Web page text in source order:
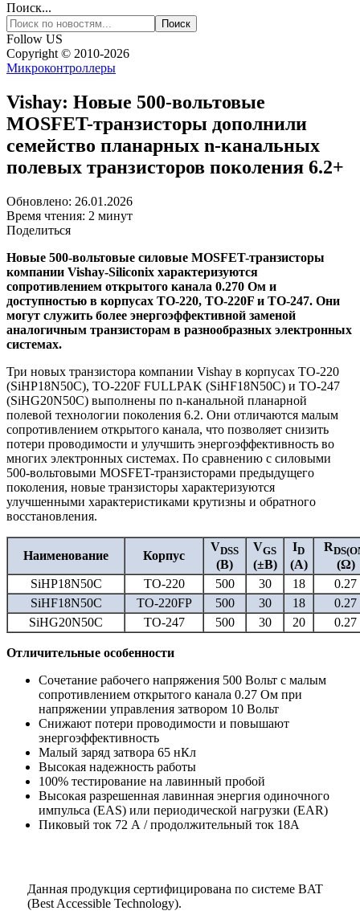
Поиск...
Follow US
Copyright © 2010-2026
Микроконтроллеры
Vishay: Новые 500-вольтовые
MOSFET-транзисторы дополнили
семейство планарных n-канальных
полевых транзисторов поколения 6.2+
Обновлено: 26.01.2026
Время чтения: 2 минут
Поделиться
Новые 500-вольтовые силовые MOSFET-транзисторы
компании Vishay-Siliconix характеризуются
сопротивлением открытого канала 0.270 Ом и
доступностью в корпусах TO-220, TO-220F и TO-247. Они
могут служить более энергоэффективной заменой
аналогичным транзисторам в разнообразных электронных
системах.
Три новых транзистора компании Vishay в корпусах TO-220
(SiHP18N50C), TO-220F FULLPAK (SiHF18N50C) и TO-247
(SiHG20N50C) выполнены по n-канальной планарной
полевой технологии поколения 6.2. Они отличаются малым
сопротивлением открытого канала, что позволяет снизить
потери проводимости и улучшить энергоэффективность во
многих электронных системах. По сравнению с силовыми
500-вольтовыми MOSFET-транзисторами предыдущего
поколения, новые транзисторы характеризуются
улучшенными характеристиками крутизны и обратного
восстановления.
Наименование Корпус
VDSS
(В)
VGS
(±В)
ID
(А)
R
(Ω)
SiHP18N50C
TO-220 500 30 18
0.27
SiHF18N50C
TO-220FP 500 30 18
0.27
SiHG20N50C
TO-247 500 30 20 0.27
Отличительные особенности
Сочетание рабочего напряжения 500 Вольт с малым
сопротивлением открытого канала 0.27 Ом при
напряжении управления затвором 10 Вольт
Снижают потери проводимости и повышают
энергоэффективность
Малый заряд затвора 65 нКл
Высокая надежность работы
100% тестирование на лавинный пробой
Высокая разрешенная лавинная энергия одиночного
импульса (EAS) или периодической нагрузки (EAR)
Пиковый ток 72 А / продолжительный ток 18А
Данная продукция сертифицирована по системе BAT
(Best Accessible Technology).